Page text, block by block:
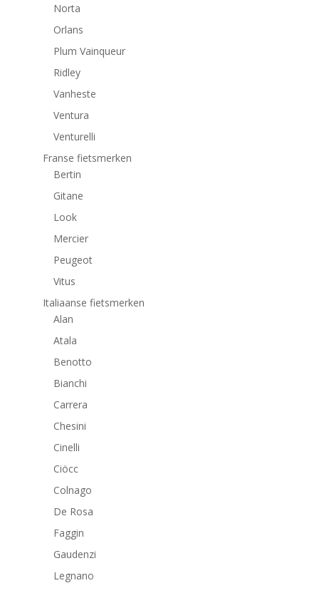
Norta
Orlans
Plum Vainqueur
Ridley
Vanheste
Ventura
Venturelli
Franse fietsmerken
Bertin
Gitane
Look
Mercier
Peugeot
Vitus
Italiaanse fietsmerken
Alan
Atala
Benotto
Bianchi
Carrera
Chesini
Cinelli
Ciöcc
Colnago
De Rosa
Faggin
Gaudenzi
Legnano